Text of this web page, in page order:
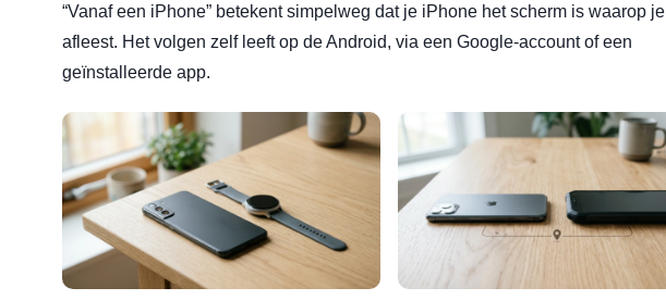
“Vanaf een iPhone” betekent simpelweg dat je iPhone het scherm is waarop je
afleest. Het volgen zelf leeft op de Android, via een Google-account of een
geïnstalleerde app.